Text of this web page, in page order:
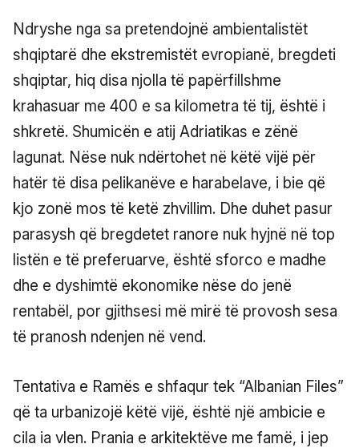
Ndryshe nga sa pretendojnë ambientalistët
shqiptarë dhe ekstremistët evropianë, bregdeti
shqiptar, hiq disa njolla të papërfillshme
krahasuar me 400 e sa kilometra të tij, është i
shkretë. Shumicën e atij Adriatikas e zënë
lagunat. Nëse nuk ndërtohet në këtë vijë për
hatër të disa pelikanëve e harabelave, i bie që
kjo zonë mos të ketë zhvillim. Dhe duhet pasur
parasysh që bregdetet ranore nuk hyjnë në top
listën e të preferuarve, është sforco e madhe
dhe e dyshimtë ekonomike nëse do jenë
rentabël, por gjithsesi më mirë të provosh sesa
të pranosh ndenjen në vend.
Tentativa e Ramës e shfaqur tek “Albanian Files”
që ta urbanizojë këtë vijë, është një ambicie e
cila ia vlen. Prania e arkitektëve me famë, i jep